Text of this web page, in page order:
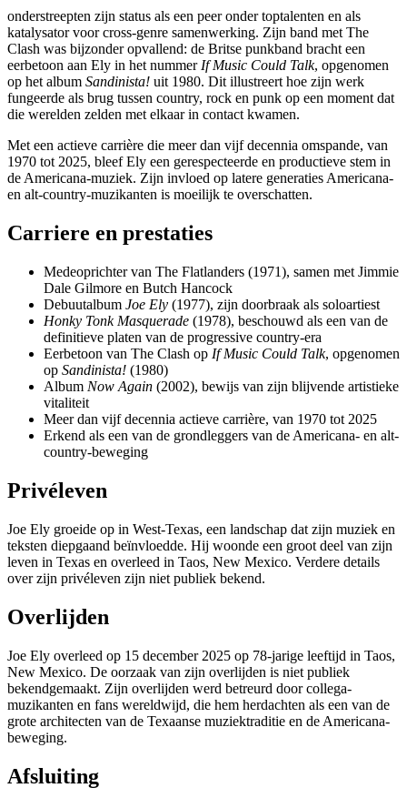
onderstreepten zijn status als een peer onder toptalenten en als
katalysator voor cross-genre samenwerking. Zijn band met The
Clash was bijzonder opvallend: de Britse punkband bracht een
eerbetoon aan Ely in het nummerIf Music Could Talk, opgenomen
op het album Sandinista! uit 1980. Dit illustreert hoe zijn werk
fungeerde als brug tussen country, rock en punk op een moment dat
die werelden zelden met elkaar in contact kwamen.
Met een actieve carrière die meer dan vijf decennia omspande, van
1970 tot 2025, bleef Ely een gerespecteerde en productieve stem in
de Americana-muziek. Zijn invloed op latere generaties Americana-
en alt-country-muzikanten is moeilijk te overschatten.
Carriere en prestaties
Medeoprichter van The Flatlanders (1971), samen met Jimmie
Dale Gilmore en Butch Hancock
Debuutalbum Joe Ely (1977), zijn doorbraak als soloartiest
Honky Tonk Masquerade (1978), beschouwd als een van de
definitieve platen van de progressive country-era
Eerbetoon van The Clash op If Music Could Talk, opgenomen
op Sandinista! (1980)
Album Now Again (2002), bewijs van zijn blijvende artistieke
vitaliteit
Meer dan vijf decennia actieve carrière, van 1970 tot 2025
Erkend als een van de grondleggers van de Americana- en alt-
country-beweging
Privéleven
Joe Ely groeide op in West-Texas, een landschap dat zijn muziek en
teksten diepgaand beïnvloedde. Hij woonde een groot deel van zijn
leven in Texas en overleed in Taos, New Mexico. Verdere details
over zijn privéleven zijn niet publiek bekend.
Overlijden
Joe Ely overleed op 15 december 2025 op 78-jarige leeftijd in Taos,
New Mexico. De oorzaak van zijn overlijden is niet publiek
bekendgemaakt. Zijn overlijden werd betreurd door collega-
muzikanten en fans wereldwijd, die hem herdachten als een van de
grote architecten van de Texaanse muziektraditie en de Americana-
beweging.
Afsluiting